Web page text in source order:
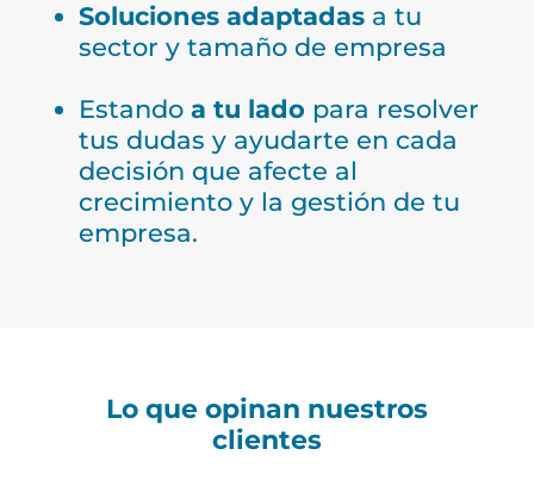
Soluciones adaptadasa tu
sector y tamaño de empresa
Estando a tu lado para resolver
tus dudas y ayudarte en cada
decisión que afecte al
crecimiento y la gestión de tu
empresa.
Lo que opinan nuestros
clientes